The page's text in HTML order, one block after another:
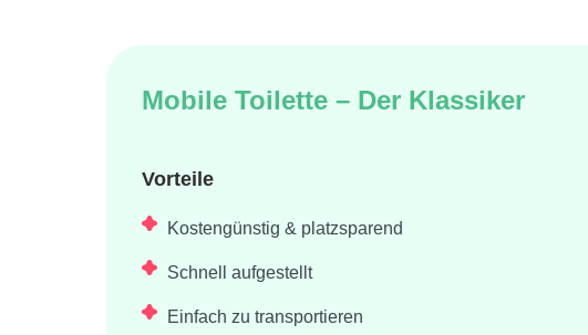
Mobile Toilette – Der Klassiker
Vorteile
Kostengünstig & platzsparend
Schnell aufgestellt
Einfach zu transportieren